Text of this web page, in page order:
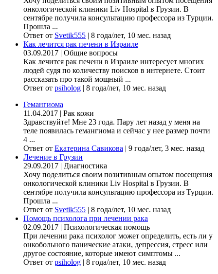
онкологической клиники Liv Hospital в Грузии. В
сентябре получила консультацию профессора из Турции.
Прошла ...
Ответ от Svetik555 | 8 года/лет, 10 мес. назад
Как лечится рак печени в Израиле
03.09.2017 | Общие вопросы
Как лечится рак печени в Израиле интересует многих
людей судя по количеству поисков в интернете. Стоит
рассказать про такой мощный ...
Ответ от psiholog | 8 года/лет, 10 мес. назад
Гемангиома
11.04.2017 | Рак кожи
Здравствуйте! Мне 23 года. Пару лет назад у меня на
теле появилась гемангиома и сейчас у нее размер почти
4 ...
Ответ от Екатерина Савикова | 9 года/лет, 3 мес. назад
Лечение в Грузии
29.09.2017 | Диагностика
Хочу поделиться своим позитивным опытом посещения
онкологической клиники Liv Hospital в Грузии. В
сентябре получила консультацию профессора из Турции.
Прошла ...
Ответ от Svetik555 | 8 года/лет, 10 мес. назад
Помощь психолога при лечении рака
02.09.2017 | Психологическая помощь
При лечении рака психолог может определить, есть ли у
онкобольного панические атаки, депрессия, стресс или
другое состояние, которые имеют симптомы ...
Ответ от psiholog | 8 года/лет, 10 мес. назад